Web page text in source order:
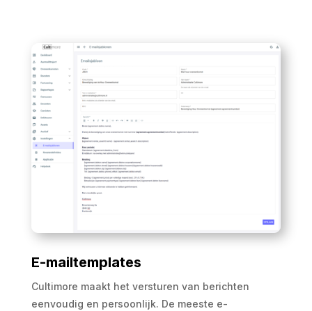
E-mailtemplates
Cultimore maakt het versturen van berichten
eenvoudig en persoonlijk. De meeste e-